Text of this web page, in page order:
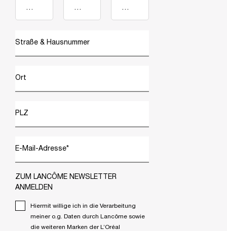
Straße & Hausnummer
Ort
PLZ
E-Mail-Adresse*
ZUM LANCÔME NEWSLETTER
ANMELDEN
Hiermit willige ich in die Verarbeitung
meiner o.g. Daten durch Lancôme sowie
die weiteren Marken der L’Oréal